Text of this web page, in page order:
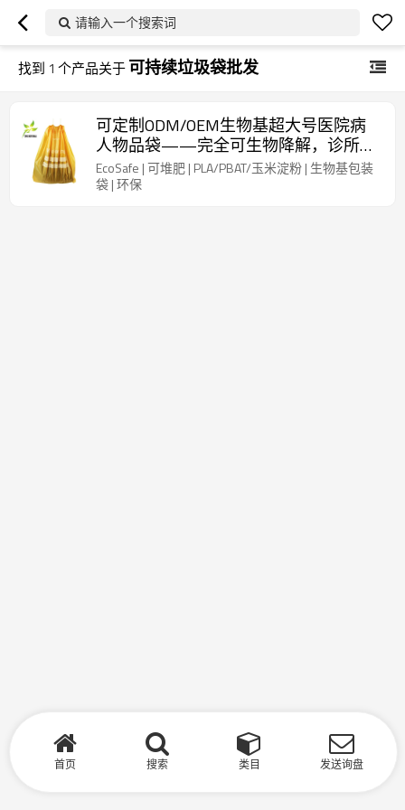
请输入一个搜索词
找到 1 个产品关于可持续垃圾袋批发
可定制ODM/OEM生物基超大号医院病
人物品袋——完全可生物降解，诊所理
想之选，环境可持续，含认证，可按需
提供样品
EcoSafe | 可堆肥 | PLA/PBAT/玉米淀粉 | 生物基包装
袋 | 环保
首页 搜索 类目 发送询盘